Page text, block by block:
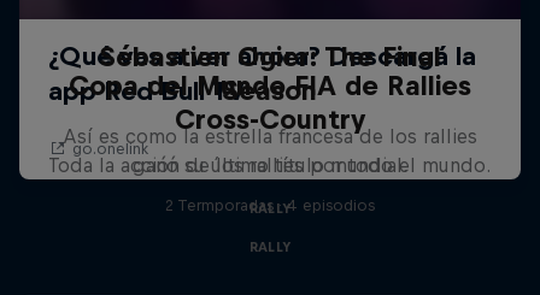
Sébastien Ogier: The Final
Season
Así es como la estrella francesa de los rallies
ganó su último título mundial.
RALLY
Copa del Mundo FIA de Rallies
Cross-Country
Toda la acción de los rallies por todo el mundo.
2 Termporadas · 4 episodios
RALLY